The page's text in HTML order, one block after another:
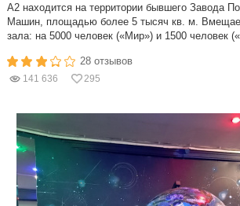
А2 находится на территории бывшего Завода
Машин, площадью более 5 тысяч кв. м.
зала: на 5000 человек («Мир») и 1500 человек
28 отзывов
141 636 295